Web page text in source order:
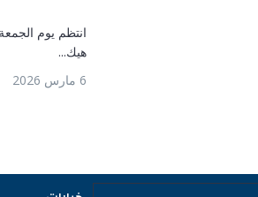
هيك...
6 مارس 2026